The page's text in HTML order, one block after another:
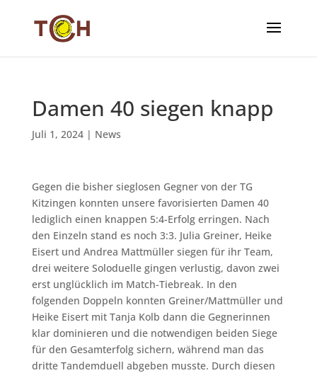
Damen 40 siegen knapp
Juli 1, 2024| News
Gegen die bisher sieglosen Gegner von der TG
Kitzingen konnten unsere favorisierten Damen 40
lediglich einen knappen 5:4-Erfolg erringen. Nach
den Einzeln stand es noch 3:3. Julia Greiner, Heike
Eisert und Andrea Mattmüller siegen für ihr Team,
drei weitere Soloduelle gingen verlustig, davon zwei
erst unglücklich im Match-Tiebreak. In den
folgenden Doppeln konnten Greiner/Mattmüller und
Heike Eisert mit Tanja Kolb dann die Gegnerinnen
klar dominieren und die notwendigen beiden Siege
für den Gesamterfolg sichern, während man das
dritte Tandemduell abgeben musste. Durch diesen